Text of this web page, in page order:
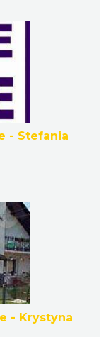
- Stefania
- Krystyna